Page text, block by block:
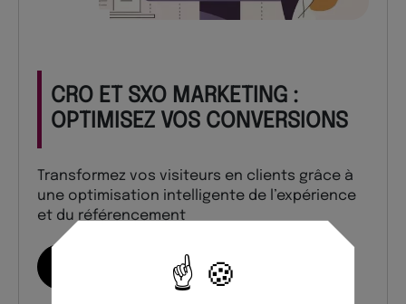
CRO ET SXO MARKETING :
OPTIMISEZ VOS CONVERSIONS
Transformez vos visiteurs en clients grâce à
une optimisation intelligente de l’expérience
et du référencement
En savoir plus